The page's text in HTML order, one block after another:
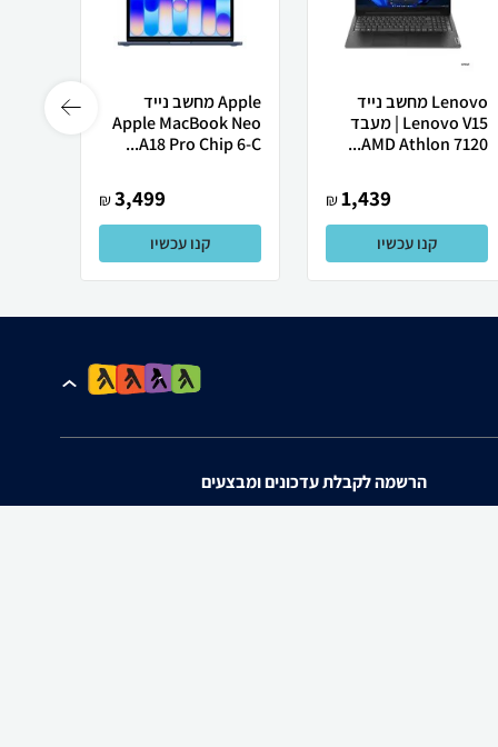
Lenovo מחשב נייד
Lenovo V15 | מעבד
AMD Athlon 7120...
1,439
₪
קנו עכשיו
Apple מחשב נייד
Apple MacBook Neo
A18 Pro Chip 6-C...
3,499
₪
קנו עכשיו
הרשמה לקבלת עדכונים ומבצעים